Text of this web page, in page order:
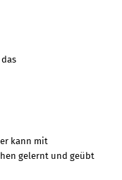
kann mit
gelernt und geübt